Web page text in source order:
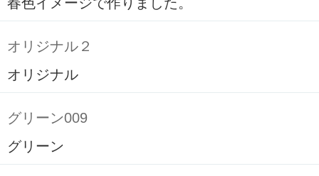
オリジナル２
オリジナル
グリーン009
グリーン